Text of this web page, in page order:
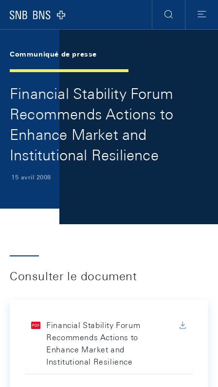
Logo
RechercheMenu
Communiqué de presse
Financial Stability Forum
Recommends Actions to
Enhance Market and
Institutional Resilience
15 avril 2008
Consulter le document
Financial Stability Forum
Recommends Actions to
Enhance Market and
Institutional Resilience